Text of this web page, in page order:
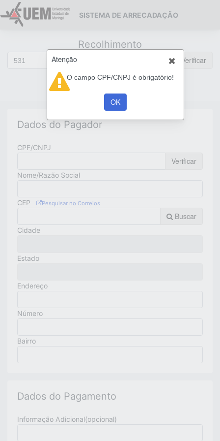
SISTEMA DE ARRECADAÇÃO
Recolhimento
Verificar
Descrição
Dados do Pagador
CPF/CNPJ
Verificar
Nome/Razão Social
CEP Pesquisar no Correios
Buscar
Cidade
Estado
Endereço
Número
Bairro
Dados do Pagamento
Informação Adicional(opcional)
Atenção
O campo CPF/CNPJ é obrigatório!
OK